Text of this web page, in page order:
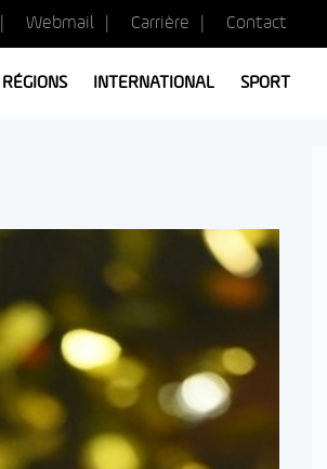
Webmail Carrière Contact
RÉGIONS INTERNATIONAL SPORT